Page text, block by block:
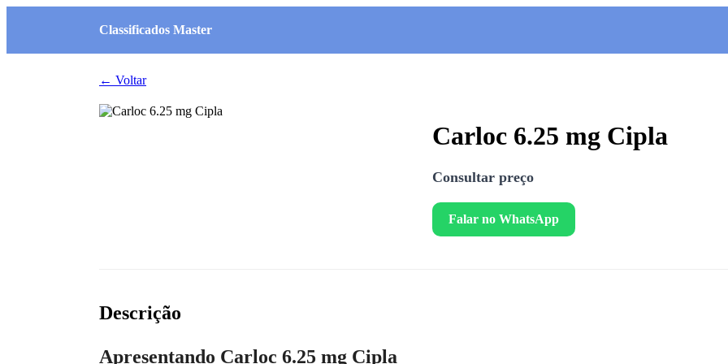
Classificados Master
← Voltar
Carloc 6.25 mg Cipla
Consultar preço
Falar no WhatsApp
Descrição
Apresentando Carloc 6.25 mg Cipla